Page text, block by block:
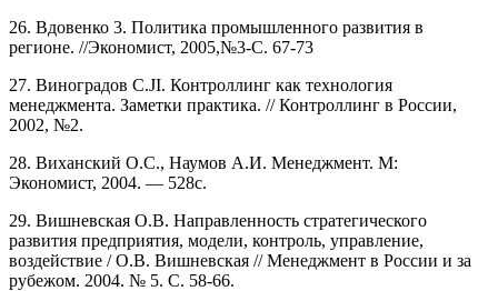
26. Вдовенко 3. Политика промышленного развития в
регионе. //Экономист, 2005,№3-С. 67-73
27. Виноградов C.JI. Контроллинг как технология
менеджмента. Заметки практика. // Контроллинг в России,
2002, №2.
28. Виханский О.С., Наумов А.И. Менеджмент. М:
Экономист, 2004. — 528с.
29. Вишневская О.В. Направленность стратегического
развития предприятия, модели, контроль, управление,
воздействие / О.В. Вишневская // Менеджмент в России и за
рубежом. 2004. № 5. С. 58-66.